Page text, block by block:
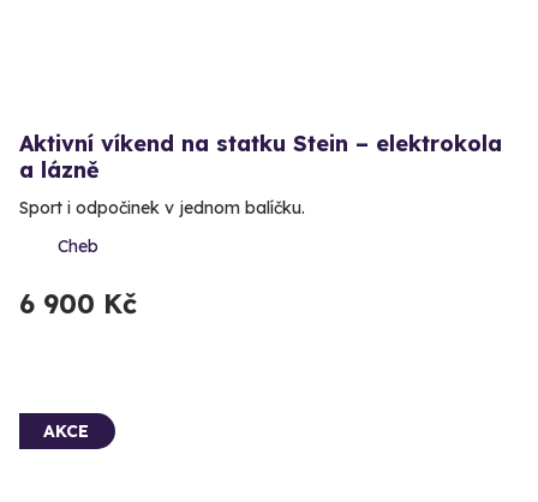
Aktivní víkend na statku Stein – elektrokola
a lázně
Sport i odpočinek v jednom balíčku.
Cheb
6 900 Kč
AKCE